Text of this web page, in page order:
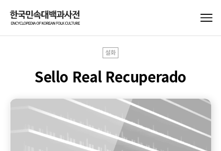
설화
Sello Real Recuperado